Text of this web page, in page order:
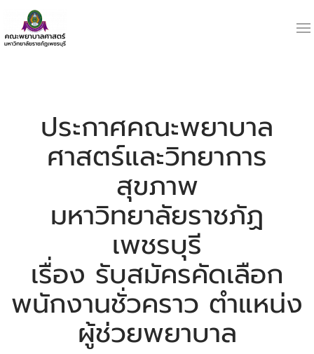
ประกาศคณะพยาบาล
ศาสตร์และวิทยาการ
สุขภาพ
มหาวิทยาลัยราชภัฏ
เพชรบุรี
เรื่อง รับสมัครคัดเลือก
พนักงานชั่วคราว ตำแหน่ง
ผู้ช่วยพยาบาล